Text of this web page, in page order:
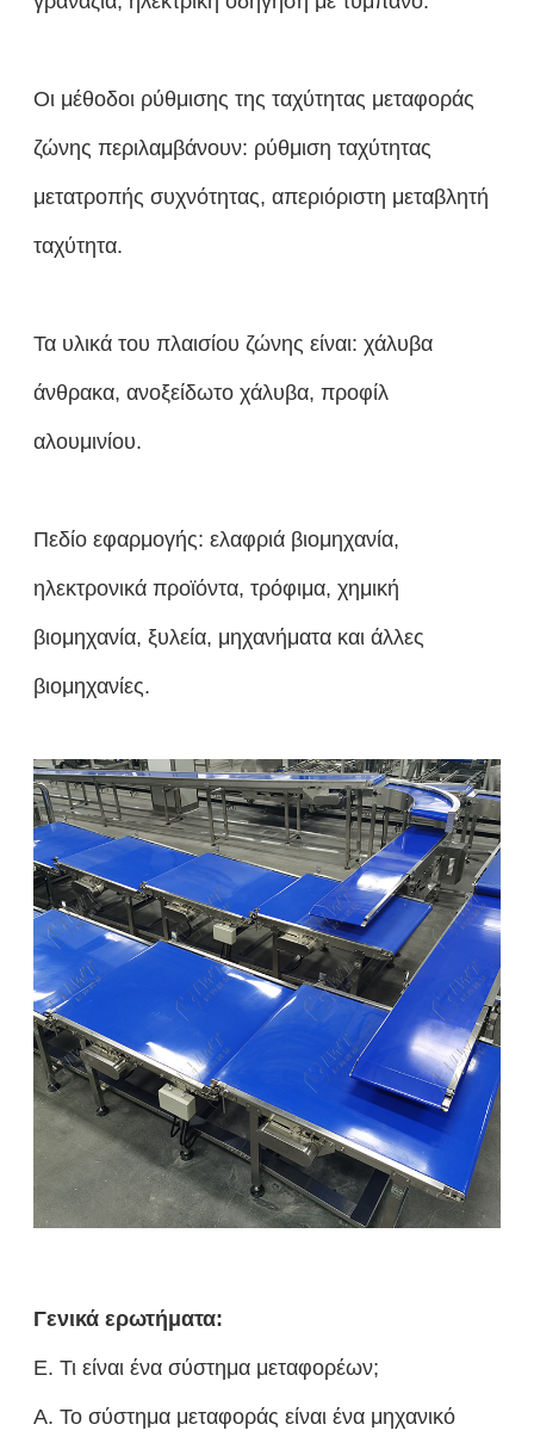
Οι μέθοδοι ρύθμισης της ταχύτητας μεταφοράς
ζώνης περιλαμβάνουν: ρύθμιση ταχύτητας
μετατροπής συχνότητας, απεριόριστη μεταβλητή
ταχύτητα.
Τα υλικά του πλαισίου ζώνης είναι: χάλυβα
άνθρακα, ανοξείδωτο χάλυβα, προφίλ
αλουμινίου.
Πεδίο εφαρμογής: ελαφριά βιομηχανία,
ηλεκτρονικά προϊόντα, τρόφιμα, χημική
βιομηχανία, ξυλεία, μηχανήματα και άλλες
βιομηχανίες.
Γενικά ερωτήματα:
Ε. Τι είναι ένα σύστημα μεταφορέων;
Α. Το σύστημα μεταφοράς είναι ένα μηχανικό